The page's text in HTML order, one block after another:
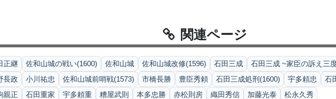
関連ページ
正継 佐和山城の戦い(1600) 佐和山城 佐和山城改修(1596) 石田三成
石田三成 ~家臣の訴え三
長政
小川祐忠 佐和山城前哨戦(1573) 市橋長勝 豊臣秀頼 石田三成処刑(1600) 宇多頼忠
石
親正
石田重家 宇多頼重 糟屋武則 本多忠勝 赤松則房 織田秀信 加藤光泰
松永久秀